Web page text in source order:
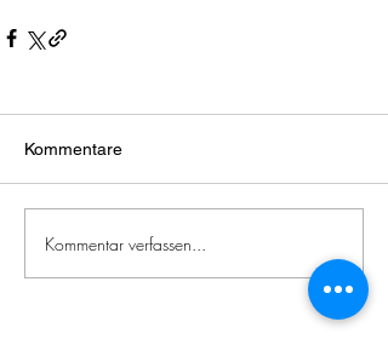
Kommentare
Kommentar verfassen...